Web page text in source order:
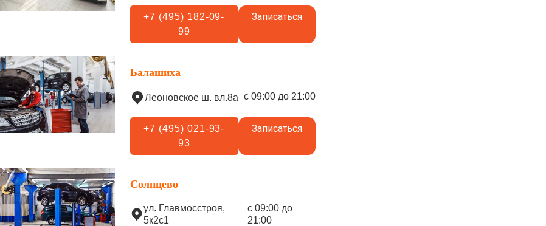
+7 (495) 182-09-
99
Записаться
Балашиха
Леоновское ш. вл.8а с 09:00 до 21:00
+7 (495) 021-93-
93
Записаться
Солнцево
ул. Главмосстроя,
5к2с1
с 09:00 до
21:00